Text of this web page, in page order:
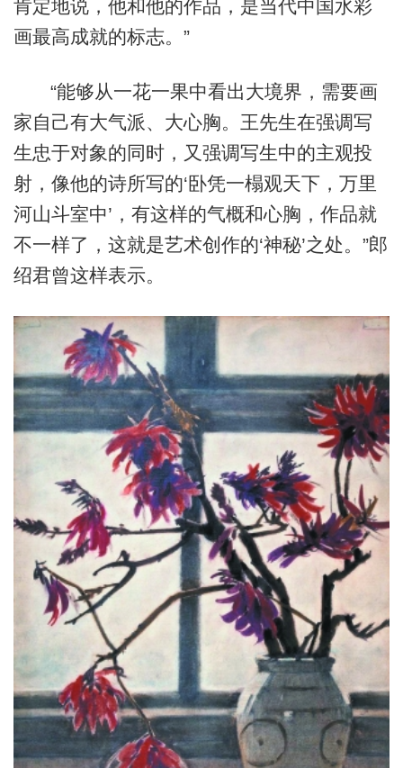
肯定地说，他和他的作品，是当代中国水彩
画最高成就的标志。”
“能够从一花一果中看出大境界，需要画
家自己有大气派、大心胸。王先生在强调写
生忠于对象的同时，又强调写生中的主观投
射，像他的诗所写的‘卧凭一榻观天下，万里
河山斗室中’，有这样的气概和心胸，作品就
不一样了，这就是艺术创作的‘神秘’之处。”郎
绍君曾这样表示。